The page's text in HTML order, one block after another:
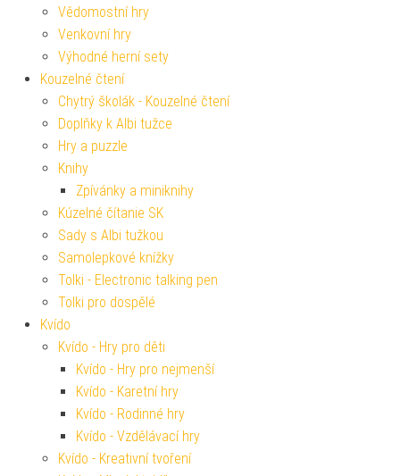
Vědomostní hry
Venkovní hry
Výhodné herní sety
Kouzelné čtení
Chytrý školák - Kouzelné čtení
Doplňky k Albi tužce
Hry a puzzle
Knihy
Zpívánky a miniknihy
Kúzelné čítanie SK
Sady s Albi tužkou
Samolepkové knížky
Tolki - Electronic talking pen
Tolki pro dospělé
Kvído
Kvído - Hry pro děti
Kvído - Hry pro nejmenší
Kvído - Karetní hry
Kvído - Rodinné hry
Kvído - Vzdělávací hry
Kvído - Kreativní tvoření